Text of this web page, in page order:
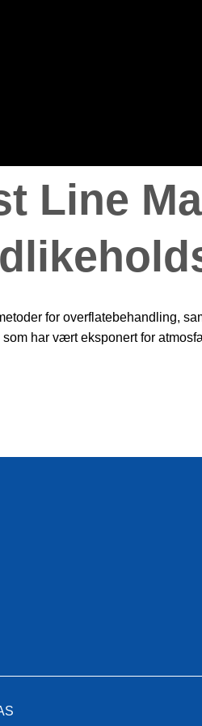
Line
for overflatebehandling,
har vært eksponert for